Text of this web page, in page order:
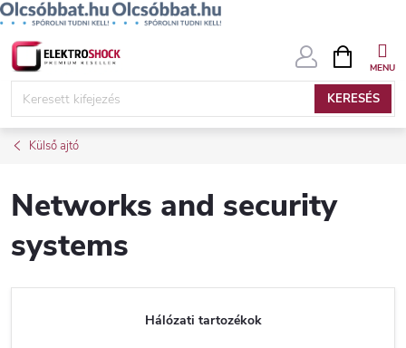
Ugrás
KERESÉS
KOSÁR
Külső ajtó
Networks and security
systems
Hálózati tartozékok